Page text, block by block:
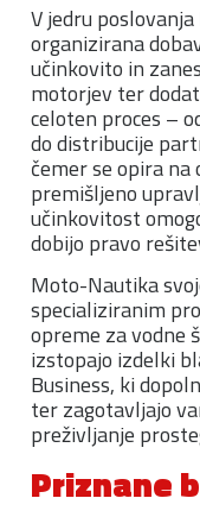
V jedru
organizirana
učinkovito in
motorjev ter
celoten proces –
do distribucije
čemer se opira
premišljeno
učinkovitost
dobijo pravo
Moto-Nautika
specializiranim
opreme za vodne
izstopajo izdelki
Business, ki
ter zagotavljajo
preživljanje
Priznane